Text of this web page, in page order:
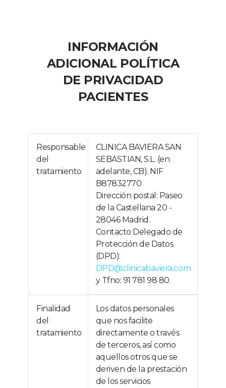
INFORMACIÓN
ADICIONAL POLÍTICA
DE PRIVACIDAD
PACIENTES
Responsable
del
tratamiento
CLINICA BAVIERA SAN
SEBASTIAN, S.L. (en
adelante, CB). NIF
B87832770
Dirección postal: Paseo
de la Castellana 20 -
28046 Madrid.
Contacto Delegado de
Protección de Datos
(DPD):
DPD@clinicabaviera.com
y Tfno: 91 781 98 80.
Finalidad
del
tratamiento
Los datos personales
que nos facilite
directamente o través
de terceros, así como
aquellos otros que se
deriven de la prestación
de los servicios